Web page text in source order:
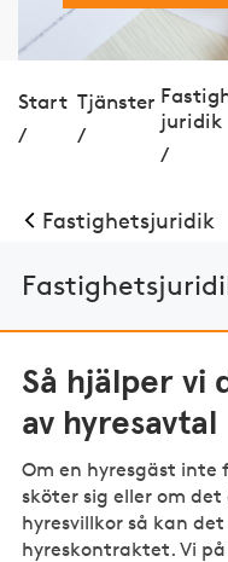
Start
/
Tjänster
/
juridik
/
Fastig­hets­juridik
Så hjälper vi
av hyresavtal
Om en hyresgäst inte
sköter sig eller om
hyresvillkor så kan
hyreskontraktet. Vi